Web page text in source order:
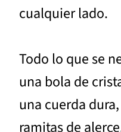
cualquier lado.
Todo lo que se
una bola de
una cuerda
ramitas de